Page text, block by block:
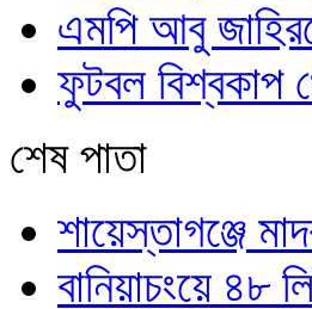
এমপি আবু
ফুটবল বিশ্বকাপ
শেষ পাতা
শায়েস্তাগঞ্জে
বানিয়াচংয়ে ৪৮